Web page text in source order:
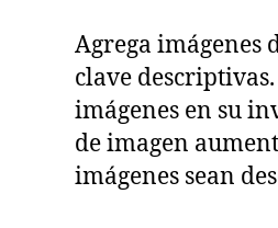
Agrega imágenes
clave
imágenes en su
de imagen
imágenes sean